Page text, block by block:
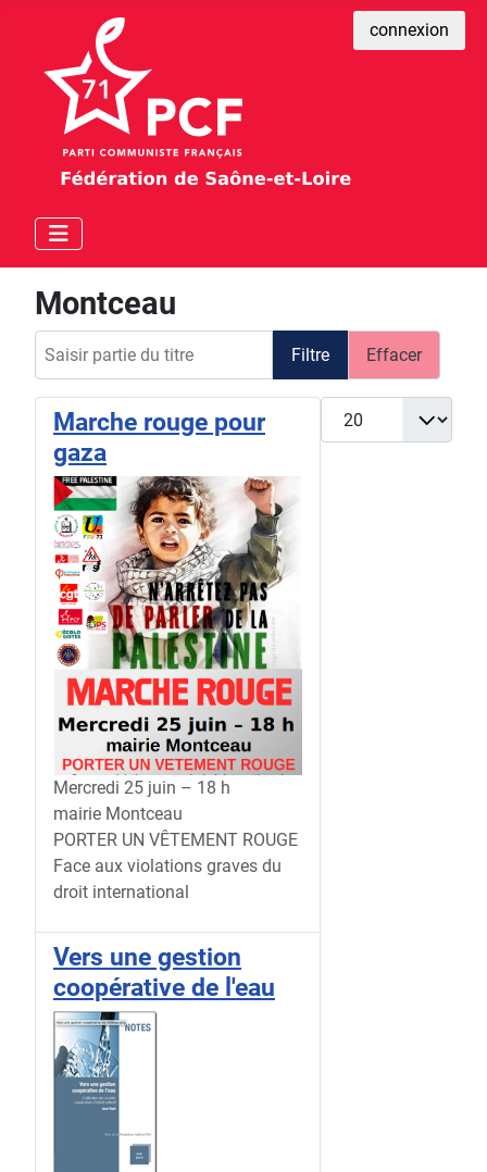
connexion
Montceau
Filtre Effacer
Afficher #
Marche rouge pour
gaza
Mercredi 25 juin – 18 h
mairie Montceau
PORTER UN VÊTEMENT ROUGE
Face aux violations graves du
droit international
Vers une gestion
coopérative de l'eau